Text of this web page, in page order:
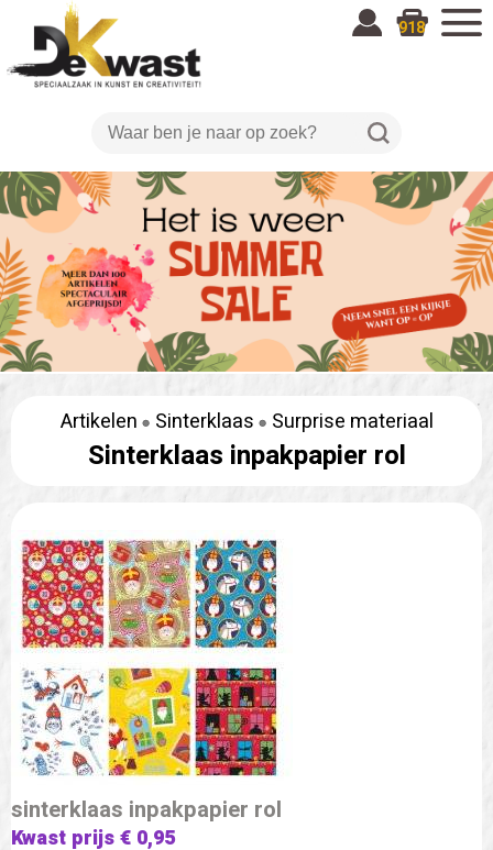
918
Artikelen Sinterklaas Surprise materiaal
Sinterklaas inpakpapier rol
sinterklaas inpakpapier rol
Kwast prijs € 0,95